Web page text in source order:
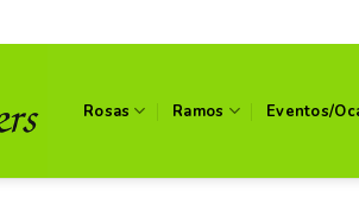
Rosas Ramos Eventos/